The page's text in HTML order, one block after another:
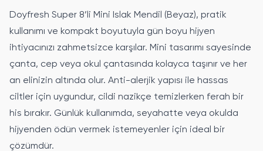
Doyfresh Super 8’li Mini Islak Mendil (Beyaz), pratik
kullanımı ve kompakt boyutuyla gün boyu hijyen
ihtiyacınızı zahmetsizce karşılar. Mini tasarımı sayesinde
çanta, cep veya okul çantasında kolayca taşınır ve her
an elinizin altında olur. Anti-alerjik yapısı ile hassas
ciltler için uygundur, cildi nazikçe temizlerken ferah bir
his bırakır. Günlük kullanımda, seyahatte veya okulda
hijyenden ödün vermek istemeyenler için ideal bir
çözümdür.